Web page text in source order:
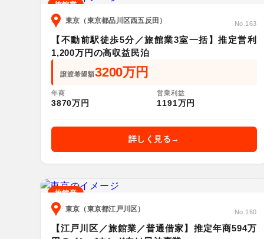
旅館業
東京（東京都品川区西五反田）
No.163
【不動前駅徒歩5分／旅館業3室一括】推定営利
1,200万円の高収益民泊
譲渡希望額3200万円
年商
3870万円
営業利益
1191万円
詳しく見る
旅館業
東京（東京都江戸川区）
No.160
【江戸川区／旅館業／普通借家】推定年商594万